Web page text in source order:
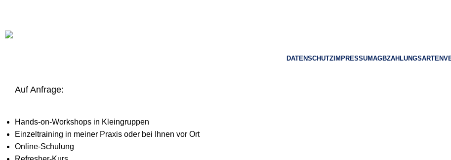
DATENSCHUTZ IMPRESSUMAGBZAHLUNGSARTEN
Auf Anfrage:
Hands-on-Workshops in Kleingruppen
Einzeltraining in meiner Praxis oder bei Ihnen vor Ort
Online-Schulung